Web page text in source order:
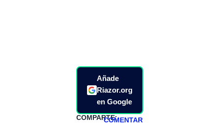
Añade
Riazor.org
en Google
COMPARTE:COMENTAR